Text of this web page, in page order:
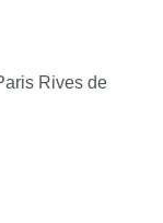
Rives de